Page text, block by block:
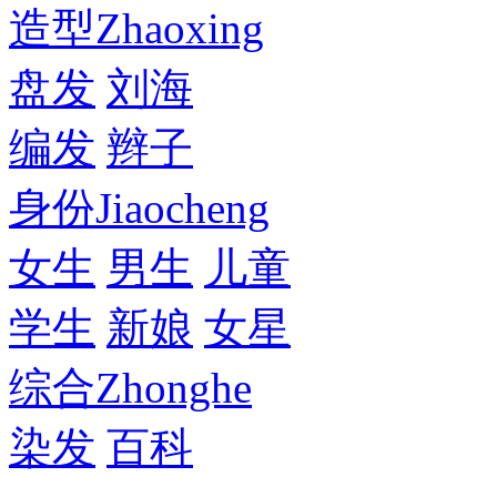
造型Zhaoxing
盘发 刘海
编发 辫子
身份Jiaocheng
女生 男生 儿童
学生 新娘 女星
综合Zhonghe
染发 百科